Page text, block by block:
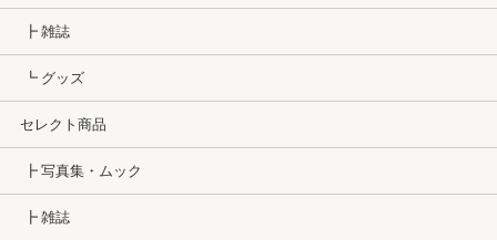
┣ 雑誌
┗ グッズ
セレクト商品
┣ 写真集・ムック
┣ 雑誌